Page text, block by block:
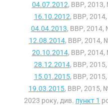
04.07.2012, ВВР, 2013,
16.10.2012, ВВР,
04.04.2013, ВВР, 2014,
12.08.2014, ВВР, 2014,
20.10.2014, ВВР, 2014,
28.12.2014, ВВР,
15.01.2015, ВВР,
19.03.2015, ВВР, 2015, №
2023 року, див. пункт 1